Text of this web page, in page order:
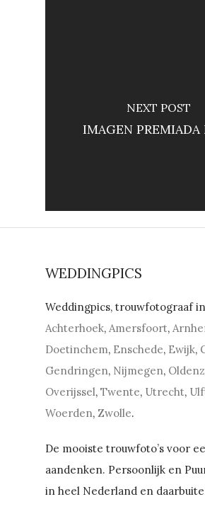
NEXT POST
IMAGEN PREMIADA
WEDDINGPICS
Weddingpics, trouwfotograaf
Achterhoek, Amersfoort,
Doetinchem, Enschede, Ewijk,
Gendringen, Nijmegen,
Overijssel,Twente, Utrecht,
Woerden, Zwolle.
De mooiste trouwfoto’s voor
aandenken. Persoonlijk en
in heel Nederland en